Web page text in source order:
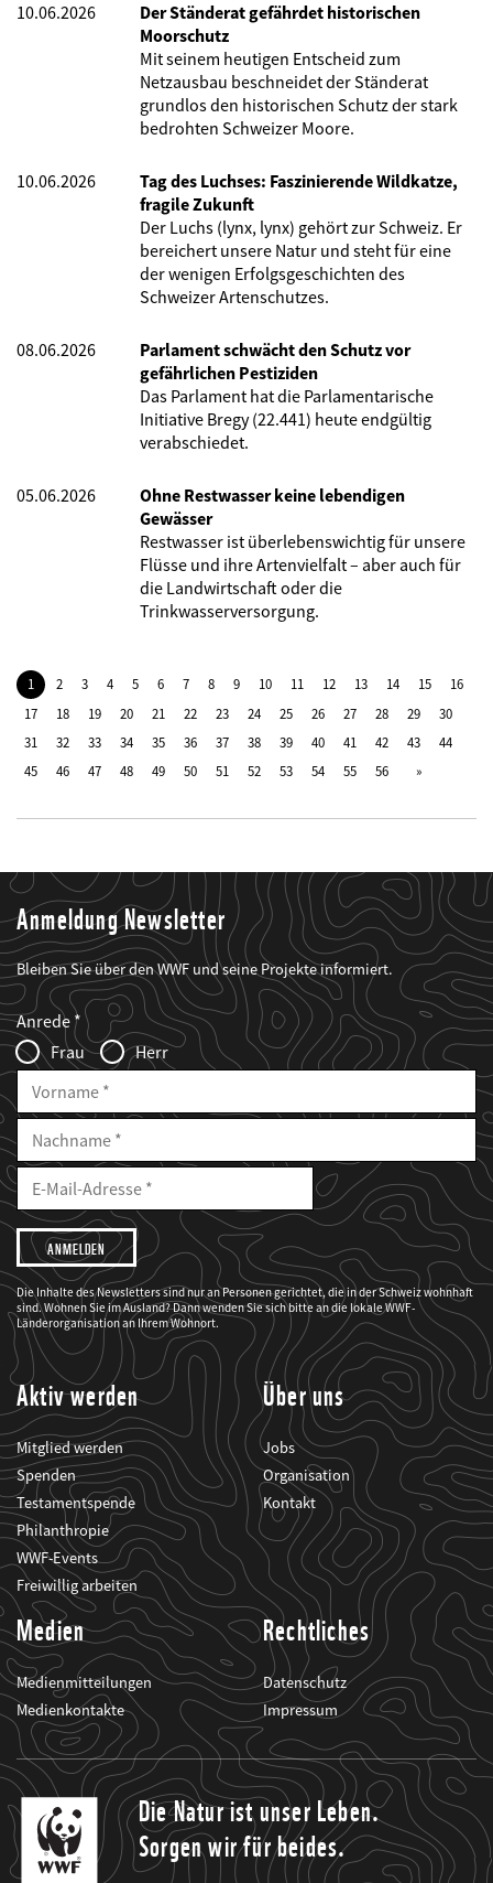
10.06.2026
Der Ständerat gefährdet historischen
Moorschutz
Mit seinem heutigen Entscheid zum
Netzausbau beschneidet der Ständerat
grundlos den historischen Schutz der stark
bedrohten Schweizer Moore.
10.06.2026
Tag des Luchses: Faszinierende Wildkatze,
fragile Zukunft
Der Luchs (lynx, lynx) gehört zur Schweiz. Er
bereichert unsere Natur und steht für eine
der wenigen Erfolgsgeschichten des
Schweizer Artenschutzes.
08.06.2026
Parlament schwächt den Schutz vor
gefährlichen Pestiziden
Das Parlament hat die Parlamentarische
Initiative Bregy (22.441) heute endgültig
verabschiedet.
05.06.2026
Ohne Restwasser keine lebendigen
Gewässer
Restwasser ist überlebenswichtig für unsere
Flüsse und ihre Artenvielfalt – aber auch für
die Landwirtschaft oder die
Trinkwasserversorgung.
1 2 3 4 5 6 7 8 9 10 11 12 13 14 15
16
17
18 19 20 21 22 23 24 25 26 27 28 29
30
31
32 33 34 35 36 37 38 39 40 41 42 43
44
45
46 47 48 49 50 51 52 53 54 55 56
Anmeldung Newsletter
Bleiben Sie über den WWF und seine Projekte informiert.
Web2Case
Infofelder
Fieldset
anrede_name
Anrede
Frau
Herr
Vorname
Nachname
E-
Mailadresse
E-
Adresse
Ich
möchte,
dass
der
WWF
mich
über
seine
Projekte
informiert.
Die Inhalte des Newsletters sind nur an Personen gerichtet, die in der Schweiz wohnhaft
sind. Wohnen Sie im Ausland? Dann wenden Sie sich bitte an die lokale WWF-
Länderorganisation an Ihrem Wohnort.
Aktiv werden
Mitglied werden
Spenden
Testamentspende
Philanthropie
WWF-Events
Freiwillig arbeiten
Über uns
Jobs
Organisation
Kontakt
Medien
Medienmitteilungen
Medienkontakte
Rechtliches
Datenschutz
Impressum
Die Natur ist unser Leben.
Sorgen wir für beides.